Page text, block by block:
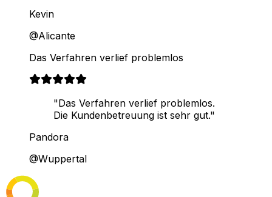
Kevin
@Alicante
Das Verfahren verlief problemlos
"Das Verfahren verlief problemlos.
Die Kundenbetreuung ist sehr gut."
Pandora
@Wuppertal